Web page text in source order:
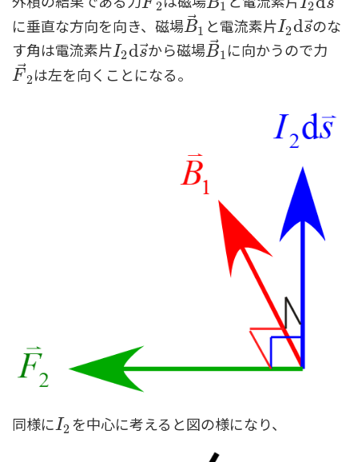
F 2 B1 I2 s
に垂直な方向を向き、磁場B⃗1
B→ 1
と電流素片I2ds⃗
I2ds→のな
す角は電流素片I2ds⃗
I2ds→から磁場B⃗1
B→1
に向かうので力
F ⃗
2
F→2
は左を向くことになる。
同様にI2
I2 を中心に考えると図の様になり、